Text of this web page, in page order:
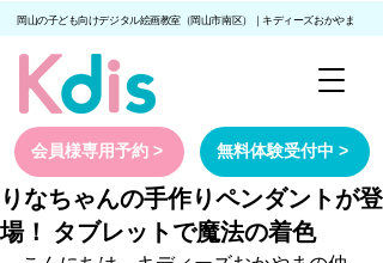
岡山の子ども向けデジタル絵画教室（岡山市南区）｜キディーズおかやま
会員様専用予約 > 無料体験受付中 >
りなちゃんの手作りペンダントが登
場！ タブレットで魔法の着色